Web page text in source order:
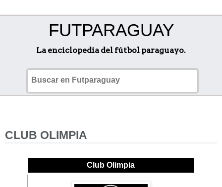
FUTPARAGUAY
La enciclopedia del fútbol paraguayo.
CLUB OLIMPIA
Club Olimpia